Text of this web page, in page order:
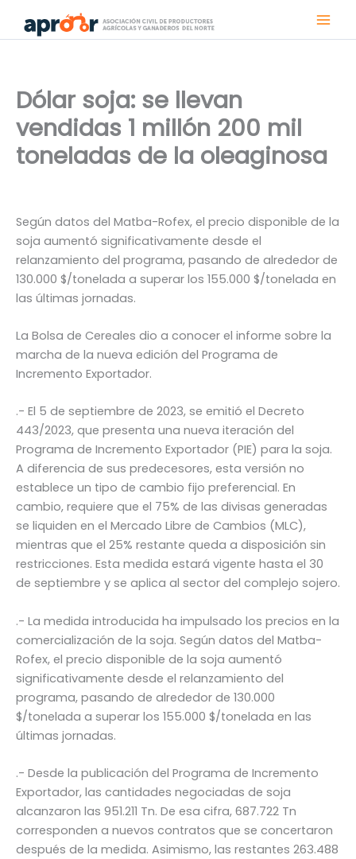
Dólar soja: se llevan
vendidas 1 millón 200 mil
toneladas de la oleaginosa
Según datos del Matba-Rofex, el precio disponible de la
soja aumentó significativamente desde el
relanzamiento del programa, pasando de alrededor de
130.000 $/tonelada a superar los 155.000 $/tonelada en
las últimas jornadas.
La Bolsa de Cereales dio a conocer el informe sobre la
marcha de la nueva edición del Programa de
Incremento Exportador.
.- El 5 de septiembre de 2023, se emitió el Decreto
443/2023, que presenta una nueva iteración del
Programa de Incremento Exportador (PIE) para la soja.
A diferencia de sus predecesores, esta versión no
establece un tipo de cambio fijo preferencial. En
cambio, requiere que el 75% de las divisas generadas
se liquiden en el Mercado Libre de Cambios (MLC),
mientras que el 25% restante queda a disposición sin
restricciones. Esta medida estará vigente hasta el 30
de septiembre y se aplica al sector del complejo sojero.
.- La medida introducida ha impulsado los precios en la
comercialización de la soja. Según datos del Matba-
Rofex, el precio disponible de la soja aumentó
significativamente desde el relanzamiento del
programa, pasando de alrededor de 130.000
$/tonelada a superar los 155.000 $/tonelada en las
últimas jornadas.
.- Desde la publicación del Programa de Incremento
Exportador, las cantidades negociadas de soja
alcanzaron las 951.211 Tn. De esa cifra, 687.722 Tn
corresponden a nuevos contratos que se concertaron
después de la medida. Asimismo, las restantes 263.488